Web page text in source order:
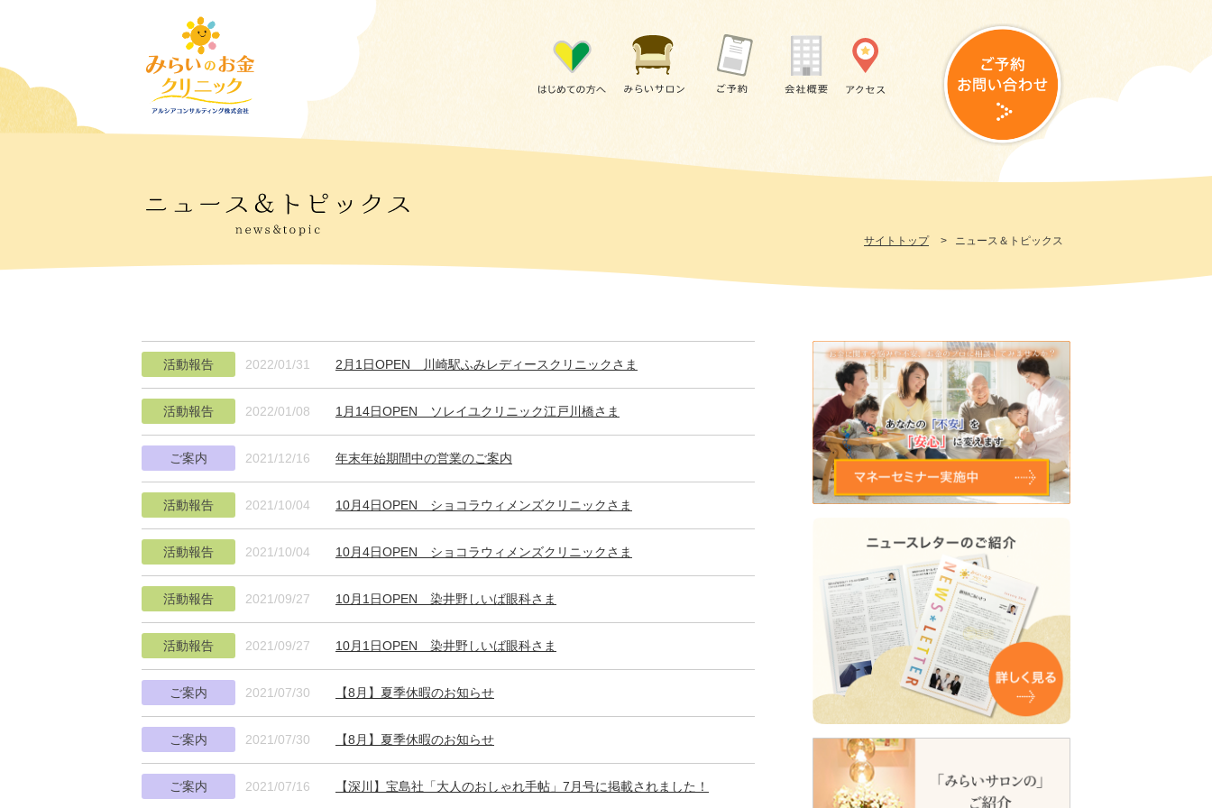
サイトトップ > ニュース＆トピックス
活動報告 2022/01/31 2月1日OPEN 川崎駅ふみレディースクリニックさま
活動報告 2022/01/08 1月14日OPEN ソレイユクリニック江戸川橋さま
ご案内 2021/12/16 年末年始期間中の営業のご案内
活動報告 2021/10/04 10月4日OPEN ショコラウィメンズクリニックさま
活動報告 2021/10/04 10月4日OPEN ショコラウィメンズクリニックさま
活動報告 2021/09/27 10月1日OPEN 染井野しいば眼科さま
活動報告 2021/09/27 10月1日OPEN 染井野しいば眼科さま
ご案内 2021/07/30 【8月】夏季休暇のお知らせ
ご案内 2021/07/30 【8月】夏季休暇のお知らせ
ご案内 2021/07/16 【深川】宝島社「大人のおしゃれ手帖」7月号に掲載されました！